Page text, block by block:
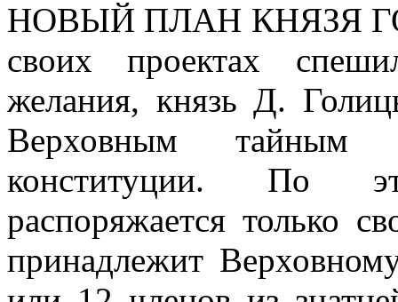
НОВЫЙ ПЛАН КНЯЗЯ
своих проектах
желания, князь Д.
Верховным тайным
конституции. По
распоряжается только
принадлежит